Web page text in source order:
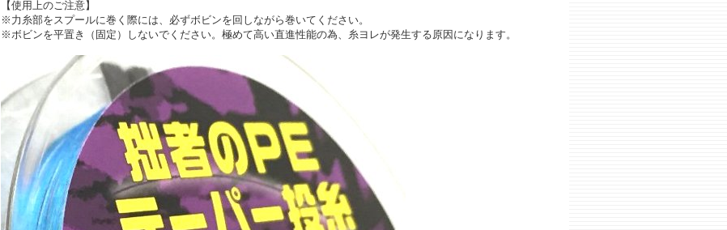
【使用上のご注意】
※力糸部をスプールに巻く際には、必ずボビンを回しながら巻いてください。
※ボビンを平置き（固定）しないでください。極めて高い直進性能の為、糸ヨレが発生する原因になります。